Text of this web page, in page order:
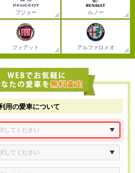
プジョー ルノー
フィアット アルファロメオ
用の愛車について